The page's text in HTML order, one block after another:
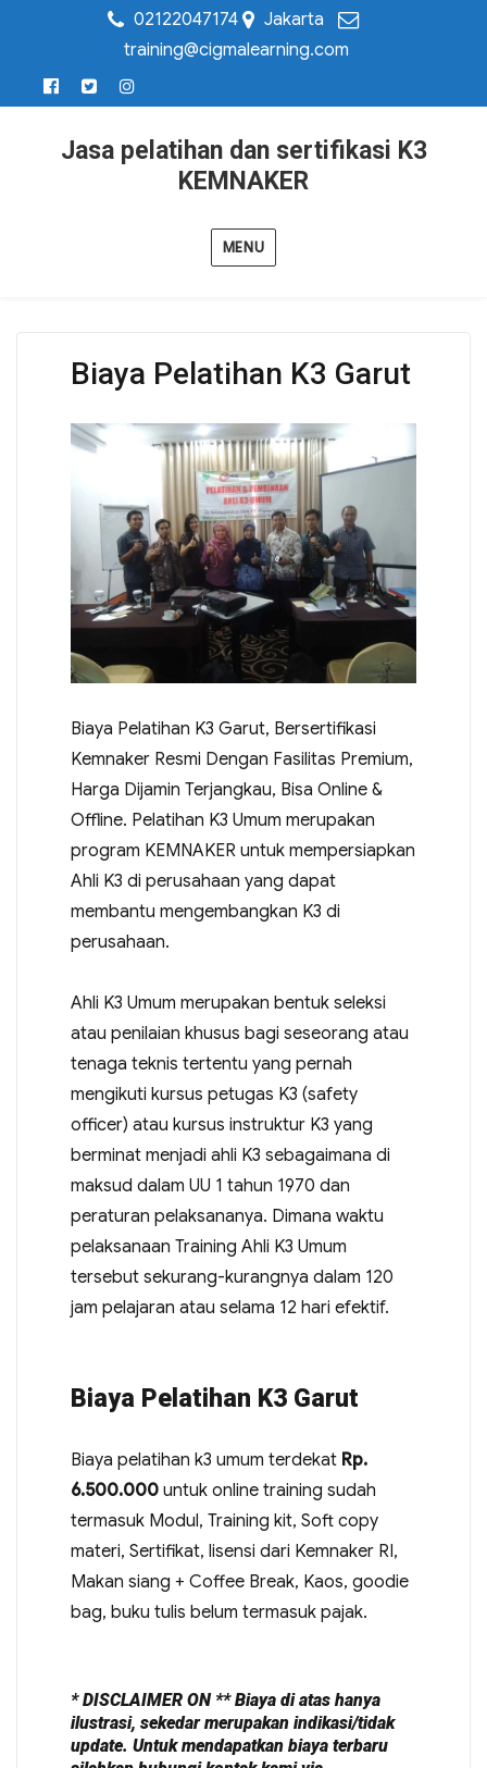
02122047174
Jakarta
training@cigmalearning.com
Jasa pelatihan dan sertifikasi K3
KEMNAKER
MENU
Biaya Pelatihan K3 Garut
Biaya Pelatihan K3 Garut, Bersertifikasi
Kemnaker Resmi Dengan Fasilitas Premium,
Harga Dijamin Terjangkau, Bisa Online &
Offline. Pelatihan K3 Umum merupakan
program KEMNAKER untuk mempersiapkan
Ahli K3 di perusahaan yang dapat
membantu mengembangkan K3 di
perusahaan.
Ahli K3 Umum merupakan bentuk seleksi
atau penilaian khusus bagi seseorang atau
tenaga teknis tertentu yang pernah
mengikuti kursus petugas K3 (safety
officer) atau kursus instruktur K3 yang
berminat menjadi ahli K3 sebagaimana di
maksud dalam UU 1 tahun 1970 dan
peraturan pelaksananya. Dimana waktu
pelaksanaan Training Ahli K3 Umum
tersebut sekurang-kurangnya dalam 120
jam pelajaran atau selama 12 hari efektif.
Biaya Pelatihan K3 Garut
Biaya pelatihan k3 umum terdekat Rp.
6.500.000untuk online training sudah
termasuk Modul, Training kit, Soft copy
materi, Sertifikat, lisensi dari Kemnaker RI,
Makan siang + Coffee Break, Kaos, goodie
bag, buku tulis belum termasuk pajak.
* DISCLAIMER ON ** Biaya di atas hanya
ilustrasi, sekedar merupakan indikasi/tidak
update. Untuk mendapatkan biaya terbaru